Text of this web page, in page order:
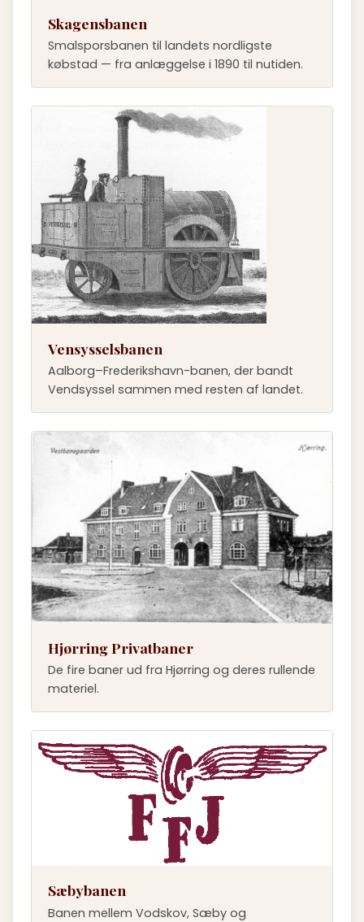
Skagensbanen
Smalsporsbanen til landets nordligste
købstad — fra anlæggelse i 1890 til nutiden.
Vensysselsbanen
Aalborg–Frederikshavn-banen, der bandt
Vendsyssel sammen med resten af landet.
Hjørring Privatbaner
De fire baner ud fra Hjørring og deres rullende
materiel.
Sæbybanen
Banen mellem Vodskov, Sæby og